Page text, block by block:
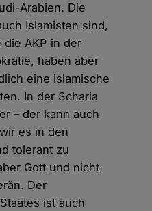
Arabien. Die
Islamisten sind,
die AKP in der
haben aber
eine islamische
In der Scharia
– der kann auch
es in den
tolerant zu
Gott und nicht
Der
ist auch